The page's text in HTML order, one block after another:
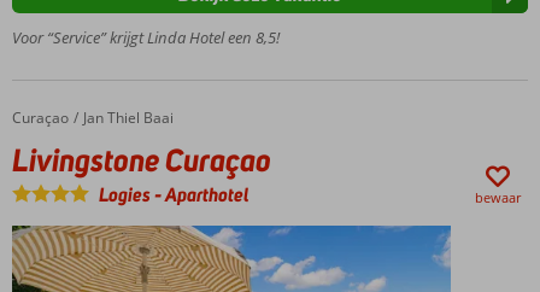
Ga van de
waterglijbanen
het relaxbad
Entertainmentactiviteiten
Verblijf met
het hele
comfortabele
familiekamer
Voor “Service” krijgt Linda Hotel een 8,5!
Home
Curaçao Jan Thiel Baai
Livingstone Curaçao
Livingstone Curaçao
Logies-Aparthotel bewaar